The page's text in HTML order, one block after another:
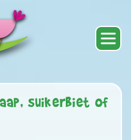
suikerbiet of